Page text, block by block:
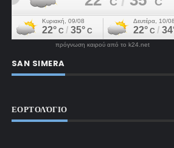
πρόγνωση καιρού από το k24.net
SAN SIMERA
ΕΟΡΤΟΛΌΓΙΟ